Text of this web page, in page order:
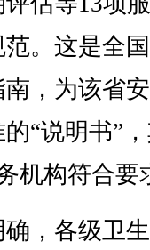
。这是全
，为该省
“说明书”
机构符合要
，各级卫